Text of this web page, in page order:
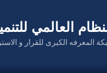
العالمي
المعرفه الكبرى للقرار و